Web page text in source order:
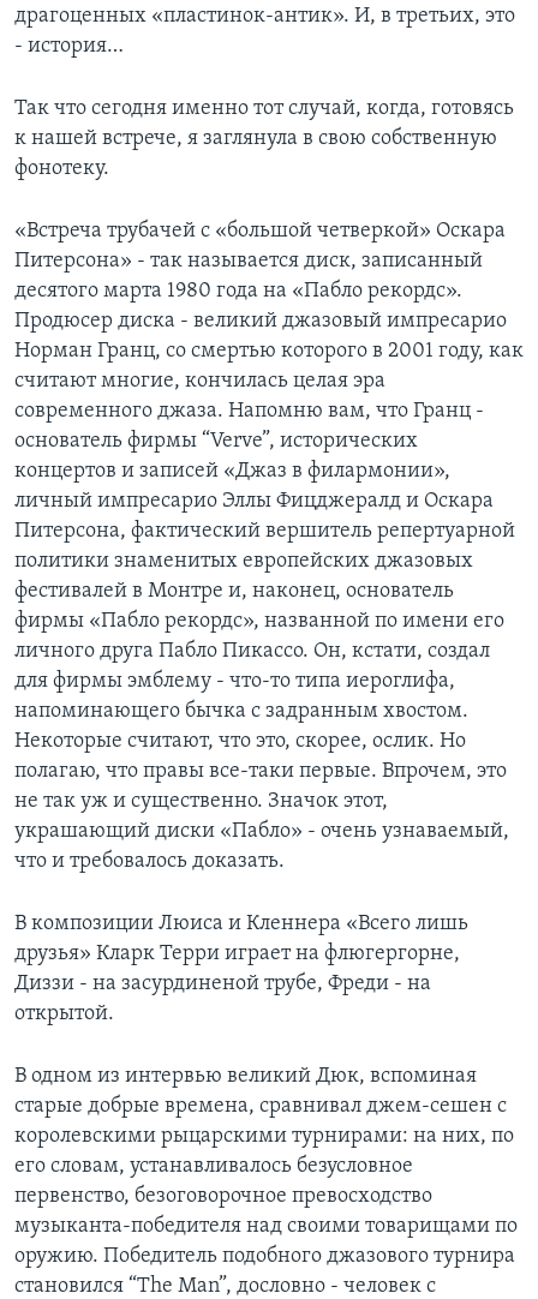
драгоценных «пластинок-антик». И, в третьих, это
- история…
Так что сегодня именно тот случай, когда, готовясь
к нашей встрече, я заглянула в свою собственную
фонотеку.
«Встреча трубачей с «большой четверкой» Оскара
Питерсона» - так называется диск, записанный
десятого марта 1980 года на «Пабло рекордс».
Продюсер диска - великий джазовый импресарио
Норман Гранц, со смертью которого в 2001 году, как
считают многие, кончилась целая эра
современного джаза. Напомню вам, что Гранц -
основатель фирмы “Verve”, исторических
концертов и записей «Джаз в филармонии»,
личный импресарио Эллы Фицджералд и Оскара
Питерсона, фактический вершитель репертуарной
политики знаменитых европейских джазовых
фестивалей в Монтре и, наконец, основатель
фирмы «Пабло рекордс», названной по имени его
личного друга Пабло Пикассо. Он, кстати, создал
для фирмы эмблему - что-то типа иероглифа,
напоминающего бычка с задранным хвостом.
Некоторые считают, что это, скорее, ослик. Но
полагаю, что правы все-таки первые. Впрочем, это
не так уж и существенно. Значок этот,
украшающий диски «Пабло» - очень узнаваемый,
что и требовалось доказать.
В композиции Люиса и Кленнера «Всего лишь
друзья» Кларк Терри играет на флюгергорне,
Диззи - на засурдиненой трубе, Фреди - на
открытой.
В одном из интервью великий Дюк, вспоминая
старые добрые времена, сравнивал джем-сешен с
королевскими рыцарскими турнирами: на них, по
его словам, устанавливалось безусловное
первенство, безоговорочное превосходство
музыканта-победителя над своими товарищами по
оружию. Победитель подобного джазового турнира
становился “The Man”, дословно - человек с